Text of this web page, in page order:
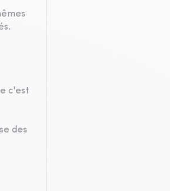
c'est
des